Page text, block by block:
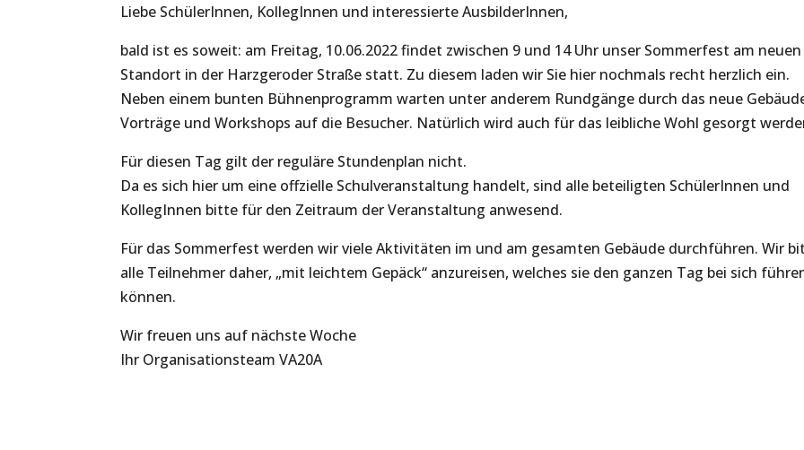
Liebe SchülerInnen, KollegInnen und interessierte AusbilderInnen,
bald ist es soweit: am Freitag, 10.06.2022 findet zwischen 9 und 14 Uhr unser Sommerfest am neuen
Standort in der Harzgeroder Straße statt. Zu diesem laden wir Sie hier nochmals recht herzlich ein.
Neben einem bunten Bühnenprogramm warten unter anderem Rundgänge durch das neue
Vorträge und Workshops auf die Besucher. Natürlich wird auch für das leibliche Wohl gesorgt
Für diesen Tag gilt der reguläre Stundenplan nicht.
Da es sich hier um eine offzielle Schulveranstaltung handelt, sind alle beteiligten SchülerInnen und
KollegInnen bitte für den Zeitraum der Veranstaltung anwesend.
Für das Sommerfest werden wir viele Aktivitäten im und am gesamten Gebäude durchführen. Wir
alle Teilnehmer daher, „mit leichtem Gepäck“ anzureisen, welches sie den ganzen Tag bei sich
können.
Wir freuen uns auf nächste Woche
Ihr Organisationsteam VA20A